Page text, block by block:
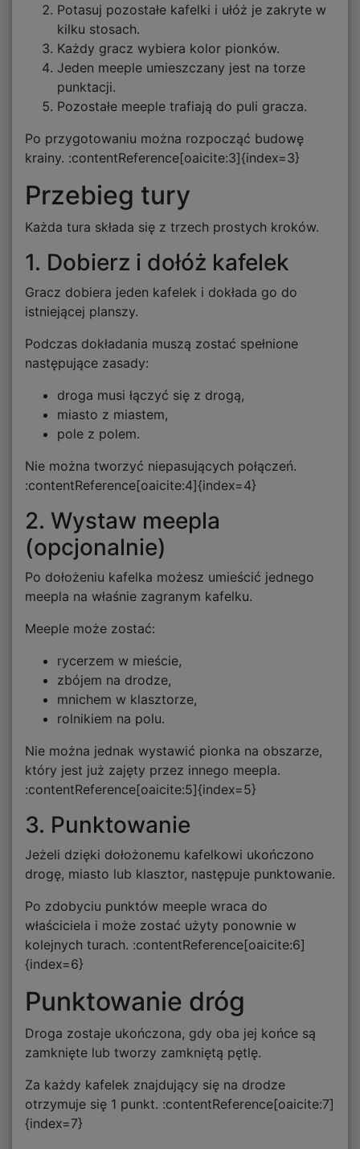
Potasuj pozostałe kafelki i ułóż je zakryte w
kilku stosach.
Każdy gracz wybiera kolor pionków.
Jeden meeple umieszczany jest na torze
punktacji.
Pozostałe meeple trafiają do puli gracza.
Po przygotowaniu można rozpocząć budowę
krainy. :contentReference[oaicite:3]{index=3}
Przebieg tury
Każda tura składa się z trzech prostych kroków.
1. Dobierz i dołóż kafelek
Gracz dobiera jeden kafelek i dokłada go do
istniejącej planszy.
Podczas dokładania muszą zostać spełnione
następujące zasady:
droga musi łączyć się z drogą,
miasto z miastem,
pole z polem.
Nie można tworzyć niepasujących połączeń.
:contentReference[oaicite:4]{index=4}
2. Wystaw meepla
(opcjonalnie)
Po dołożeniu kafelka możesz umieścić jednego
meepla na właśnie zagranym kafelku.
Meeple może zostać:
rycerzem w mieście,
zbójem na drodze,
mnichem w klasztorze,
rolnikiem na polu.
Nie można jednak wystawić pionka na obszarze,
który jest już zajęty przez innego meepla.
:contentReference[oaicite:5]{index=5}
3. Punktowanie
Jeżeli dzięki dołożonemu kafelkowi ukończono
drogę, miasto lub klasztor, następuje punktowanie.
Po zdobyciu punktów meeple wraca do
właściciela i może zostać użyty ponownie w
kolejnych turach. :contentReference[oaicite:6]
{index=6}
Punktowanie dróg
Droga zostaje ukończona, gdy oba jej końce są
zamknięte lub tworzy zamkniętą pętlę.
Za każdy kafelek znajdujący się na drodze
otrzymuje się 1 punkt. :contentReference[oaicite:7]
{index=7}